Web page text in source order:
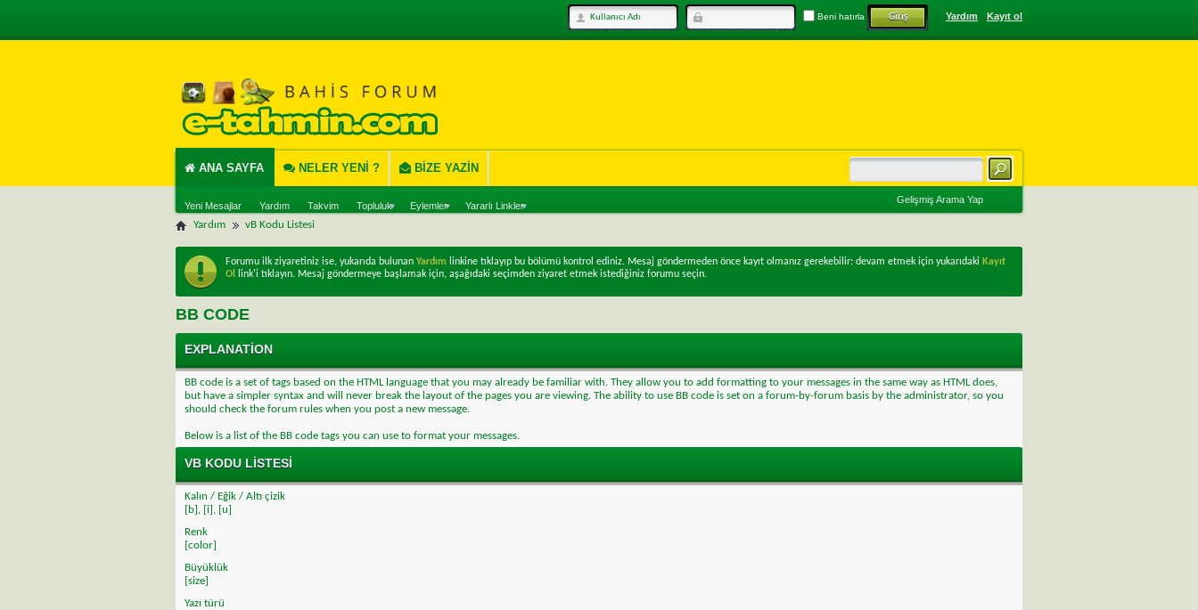
Kayıt ol
Yardım
Beni hatırla
ANA SAYFA
Yeni Mesajlar Yardım Takvim Topluluk Eylemler Yararlı Linkler
NELER YENI ? BIZE YAZIN
Gelişmiş Arama Yap
Yardım vB Kodu Listesi
Forumu ilk ziyaretiniz ise, yukarıda bulunan Yardım linkine tıklayıp bu bölümü kontrol ediniz. Mesaj göndermeden önce kayıt olmanız gerekebilir: devam etmek için yukarıdaki Kayıt
Ol
link'i tıklayın. Mesaj göndermeye başlamak için, aşağıdaki seçimden ziyaret etmek istediğiniz forumu seçin.
BB CODE
EXPLANATION
BB code is a set of tags based on the HTML language that you may already be familiar with. They allow you to add formatting to your messages in the same way as HTML does,
but have a simpler syntax and will never break the layout of the pages you are viewing. The ability to use BB code is set on a forum-by-forum basis by the administrator, so you
should check the forum rules when you post a new message.
Below is a list of the BB code tags you can use to format your messages.
VB KODU LISTESI
Kalın / Eğik / Altı çizik
[b] , [i] , [u]
Renk
[color]
Büyüklük
[size]
Yazı türü